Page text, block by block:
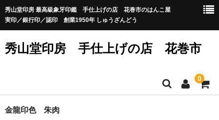
秀山堂印房 最高級象牙印鑑 手仕上げの店 花巻市のはんこ屋
実印／銀行印／認印 創業1950年 しゅうざんどう
秀山堂印房 手仕上げの店 花巻市
0
ホーム
金龍印色 朱肉